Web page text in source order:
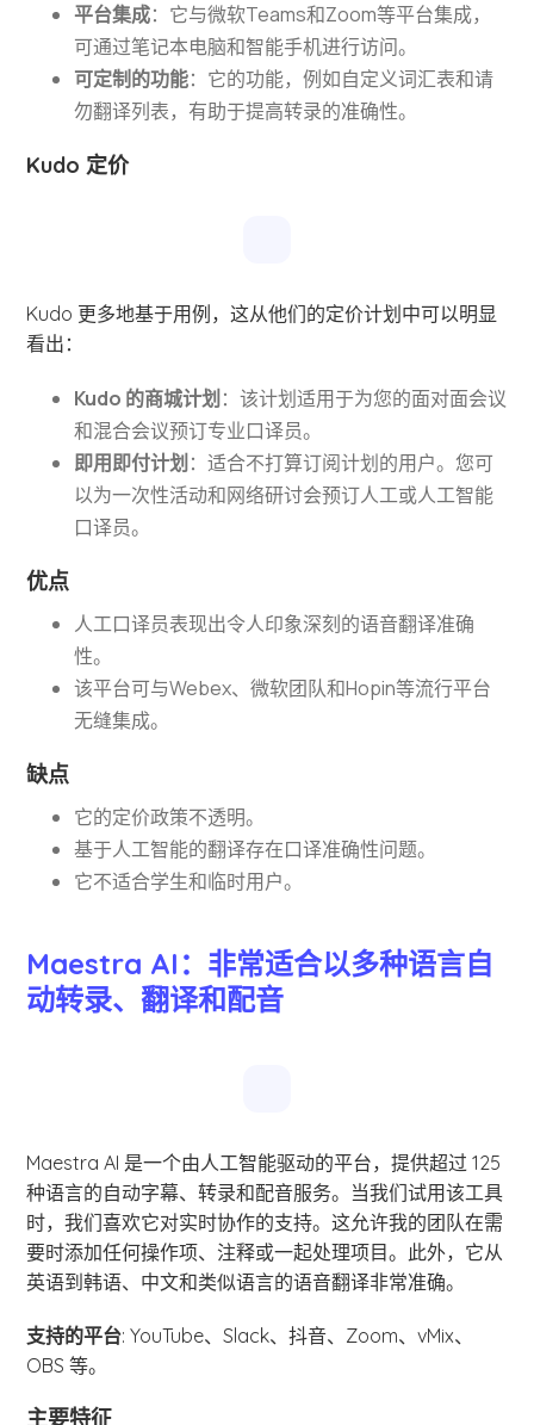
平台集成：它与微软Teams和Zoom等平台集成，
可通过笔记本电脑和智能手机进行访问。
可定制的功能：它的功能，例如自定义词汇表和请
勿翻译列表，有助于提高转录的准确性。
Kudo 定价
Kudo 更多地基于用例，这从他们的定价计划中可以明显
看出：
Kudo 的商城计划 ：该计划适用于为您的面对面会议
和混合会议预订专业口译员。
即用即付计划 ：适合不打算订阅计划的用户。您可
以为一次性活动和网络研讨会预订人工或人工智能
口译员。
优点
人工口译员表现出令人印象深刻的语音翻译准确
性。
该平台可与Webex、微软团队和Hopin等流行平台
无缝集成。
缺点
它的定价政策不透明。
基于人工智能的翻译存在口译准确性问题。
它不适合学生和临时用户。
Maestra AI：非常适合以多种语言自
动转录、翻译和配音
Maestra AI 是一个由人工智能驱动的平台，提供超过 125
种语言的自动字幕、转录和配音服务。当我们试用该工具
时，我们喜欢它对实时协作的支持。这允许我的团队在需
要时添加任何操作项、注释或一起处理项目。此外，它从
英语到韩语、中文和类似语言的语音翻译非常准确。
支持的平台: YouTube、Slack、抖音、Zoom、vMix、
OBS 等。
主要特征